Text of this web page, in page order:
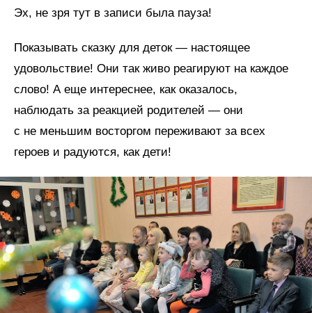
Эх, не зря тут в записи была пауза!
Показывать сказку для деток — настоящее
удовольствие! Они так живо реагируют на каждое
слово! А еще интереснее, как оказалось,
наблюдать за реакцией родителей — они
с не меньшим восторгом переживают за всех
героев и радуются, как дети!